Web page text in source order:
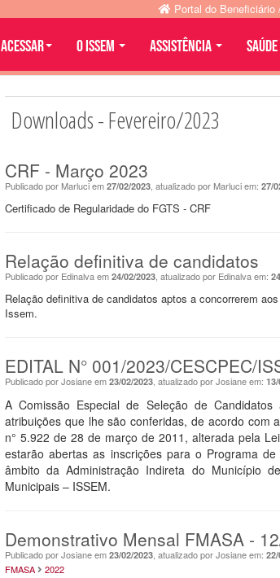
Downloads - Fevereiro/2023
CRF - Março 2023
Publicado por Marluci em 27/02/2023 , atualizado por Marluci em: 27/
Certificado de Regularidade do FGTS - CRF
Relação definitiva de candidatos
Publicado por Edinalva em 24/02/2023 , atualizado por Edinalva em:
Relação definitiva de candidatos aptos a concorrerem
Issem.
EDITAL N° 001/2023/CESCPEC/
Publicado por Josiane em 23/02/2023 , atualizado por Josiane em:
A Comissão Especial de Seleção de
atribuições que lhe são conferidas, de acordo com
n° 5.922 de 28 de março de 2011, alterada pela
estarão abertas as inscrições para o Programa
âmbito da Administração Indireta do Município
Municipais – ISSEM.
Demonstrativo Mensal FMASA -
Publicado por Josiane em 23/02/2023 , atualizado por Josiane em:
FMASA
2022
Portal do Beneficiário
Acessar O ISSEM ASSISTÊNCIA SAÚDE